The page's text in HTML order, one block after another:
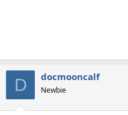
D docmooncalf
Newbie